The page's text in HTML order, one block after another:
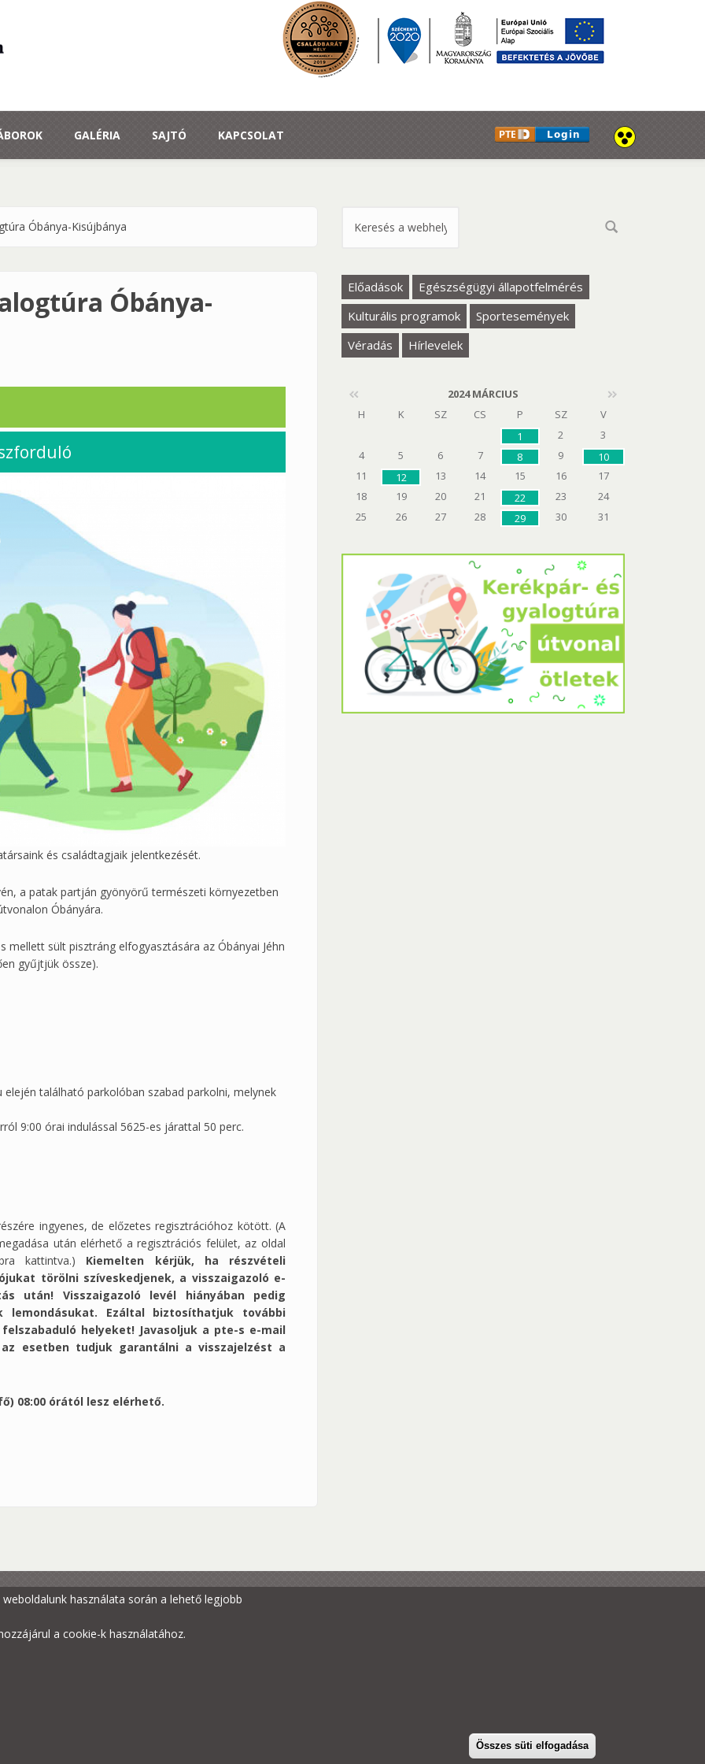
GALÉRIA SAJTÓ KAPCSOLAT
Óbánya-Kisújbánya
Óbánya-
és családtagjaik jelentkezését.
a patak partján gyönyörű természeti környezetben
Óbányára.
mellett sült pisztráng elfogyasztására az Óbányai Jéhn
gyűjtjük össze).
található parkolóban szabad parkolni, melynek
9:00 órai indulással 5625-es járattal 50 perc.
ingyenes, de előzetes regisztrációhoz kötött. (A
után elérhető a regisztrációs felület, az oldal
kattintva.) Kiemelten kérjük, ha részvételi
törölni szíveskedjenek, a visszaigazoló e-
után! Visszaigazoló levél hiányában pedig
Ezáltal biztosíthatjuk további
helyeket! Javasoljuk a pte-s e-mail
esetben tudjuk garantálni a visszajelzést a
08:00 órától lesz elérhető.
Keresés űrlap
Előadások
Egészségügyi állapotfelmérés
Kulturális programok
Sportesemények
Véradás
Hírlevelek
H K SZ CS P SZ
V
1
2
3
4
5 6 7 8 9
10
11
12 13 14 15 16
17
18
19 20 21 22 23
24
25
26 27 28 29 30 31
2024 MÁRCIUS
használata során a lehető legjobb
a cookie-k használatához.
Összes süti elfogadása